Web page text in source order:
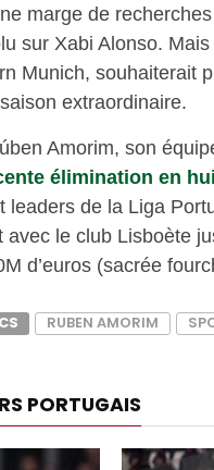
marge de
sur Xabi Alonso.
Munich, souhaiterait
extraordinaire.
Amorim, son
élimination en
leaders de la Liga
avec le club Lisboète
d’euros (sacrée
RUBEN AMORIM
PORTUGAIS